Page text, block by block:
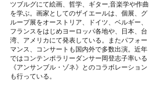
ツブルグにて絵画、哲学、ギター,音楽学や作曲
を学ぶ。画家としてのザイエールは、個展、グ
ループ展をオーストリア、ドイツ、ベルギー、
フランスをはじめヨーロッパ各地や、日本、台
湾、アメリカにて発表している。またパフォー
マンス、コンサートも国内外で多数出演。近年
ではコンテンポラリーダンサー岡登志子率いる
《アンサンブル・ゾネ》とのコラボレーション
も行っている。